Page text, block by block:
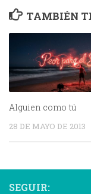
TAMBIÉN
Alguien como tú
28 DE MAYO DE 2013
SEGUIR: